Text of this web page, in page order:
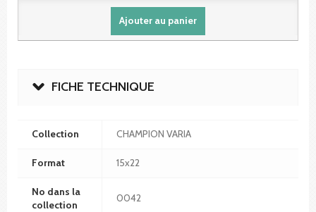
Ajouter au panier
FICHE TECHNIQUE
Collection CHAMPION VARIA
Format 15x22
No dans la
collection
0042